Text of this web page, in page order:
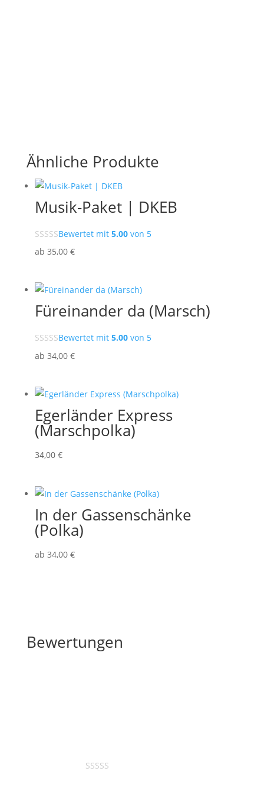
Ähnliche Produkte
Musik-Paket | DKEB
Bewertet mit 5.00von 5
ab 35,00 €
Füreinander da (Marsch)
Bewertet mit 5.00von 5
ab 34,00 €
Egerländer Express
(Marschpolka)
34,00 €
In der Gassenschänke
(Polka)
ab 34,00 €
Bewertungen